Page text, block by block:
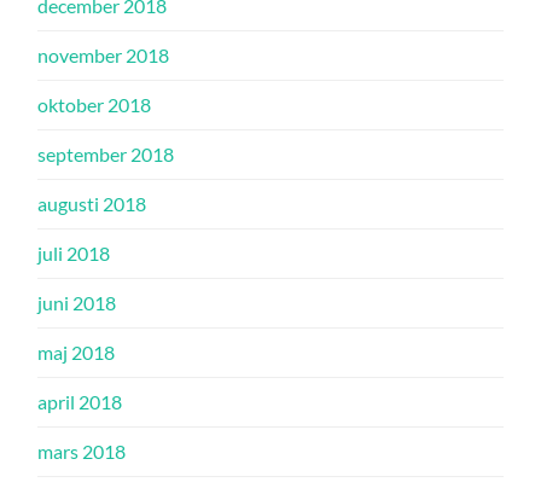
december 2018
november 2018
oktober 2018
september 2018
augusti 2018
juli 2018
juni 2018
maj 2018
april 2018
mars 2018